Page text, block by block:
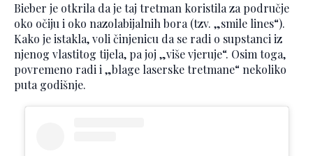
Bieber je otkrila da je taj tretman koristila za područje
oko očiju i oko nazolabijalnih bora (tzv. „smile lines“).
Kako je istakla, voli činjenicu da se radi o supstanci iz
njenog vlastitog tijela, pa joj „više vjeruje“. Osim toga,
povremeno radi i „blage laserske tretmane“ nekoliko
puta godišnje.